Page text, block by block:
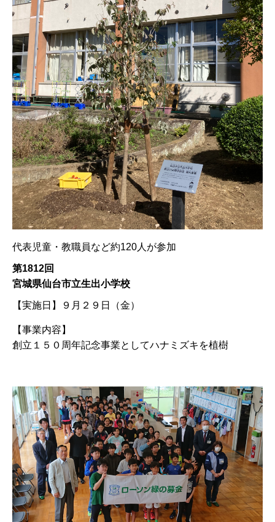
代表児童・教職員など約120人が参加
第1812回
宮城県仙台市立生出小学校
【実施日】 ９月２９日（金）
【事業内容】
創立１５０周年記念事業としてハナミズキを植樹